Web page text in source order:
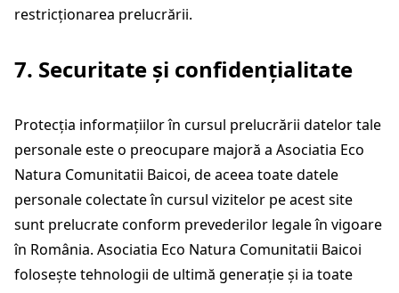
restricționarea prelucrării.
7. Securitate și confidențialitate
Protecția informațiilor în cursul prelucrării datelor tale
personale este o preocupare majoră a Asociatia Eco
Natura Comunitatii Baicoi, de aceea toate datele
personale colectate în cursul vizitelor pe acest site
sunt prelucrate conform prevederilor legale în vigoare
în România. Asociatia Eco Natura Comunitatii Baicoi
folosește tehnologii de ultimă generație și ia toate